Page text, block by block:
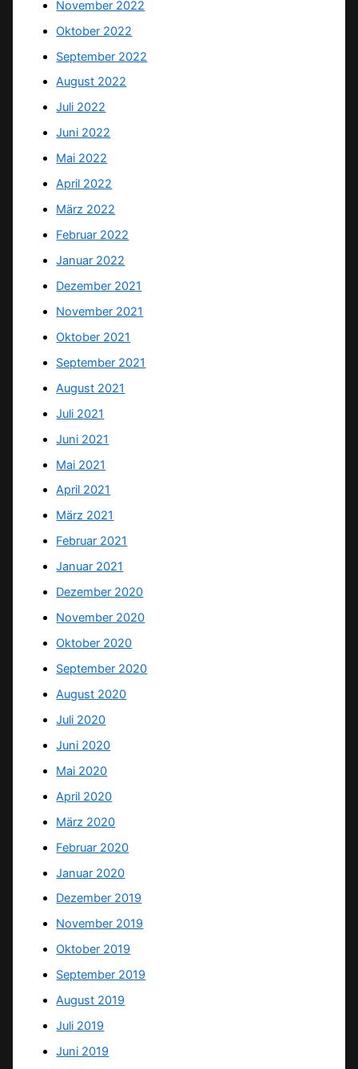
November 2022
Oktober 2022
September 2022
August 2022
Juli 2022
Juni 2022
Mai 2022
April 2022
März 2022
Februar 2022
Januar 2022
Dezember 2021
November 2021
Oktober 2021
September 2021
August 2021
Juli 2021
Juni 2021
Mai 2021
April 2021
März 2021
Februar 2021
Januar 2021
Dezember 2020
November 2020
Oktober 2020
September 2020
August 2020
Juli 2020
Juni 2020
Mai 2020
April 2020
März 2020
Februar 2020
Januar 2020
Dezember 2019
November 2019
Oktober 2019
September 2019
August 2019
Juli 2019
Juni 2019